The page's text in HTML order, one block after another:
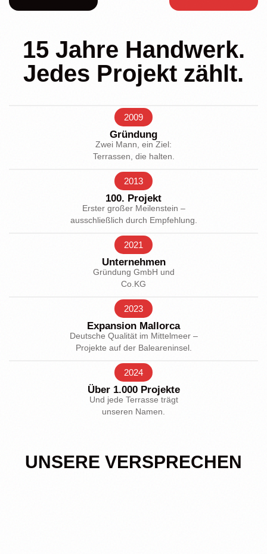
15 Jahre Handwerk.
Jedes Projekt zählt.
2009
Gründung
Zwei Mann, ein Ziel:
Terrassen, die halten.
2013
100. Projekt
Erster großer Meilenstein –
ausschließlich durch Empfehlung.
2021
Unternehmen
Gründung GmbH und
Co.KG
2023
Expansion Mallorca
Deutsche Qualität im Mittelmeer –
Projekte auf der Baleareninsel.
2024
Über 1.000 Projekte
Und jede Terrasse trägt
unseren Namen.
UNSERE VERSPRECHEN